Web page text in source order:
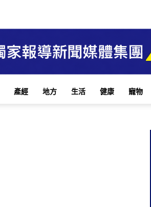
產經 地方 生活 健康 寵物